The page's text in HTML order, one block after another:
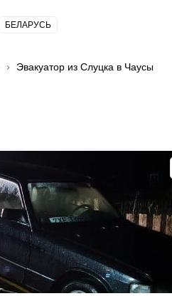
БЕЛАРУСЬ
Эвакуатор из Слуцка в Чаусы